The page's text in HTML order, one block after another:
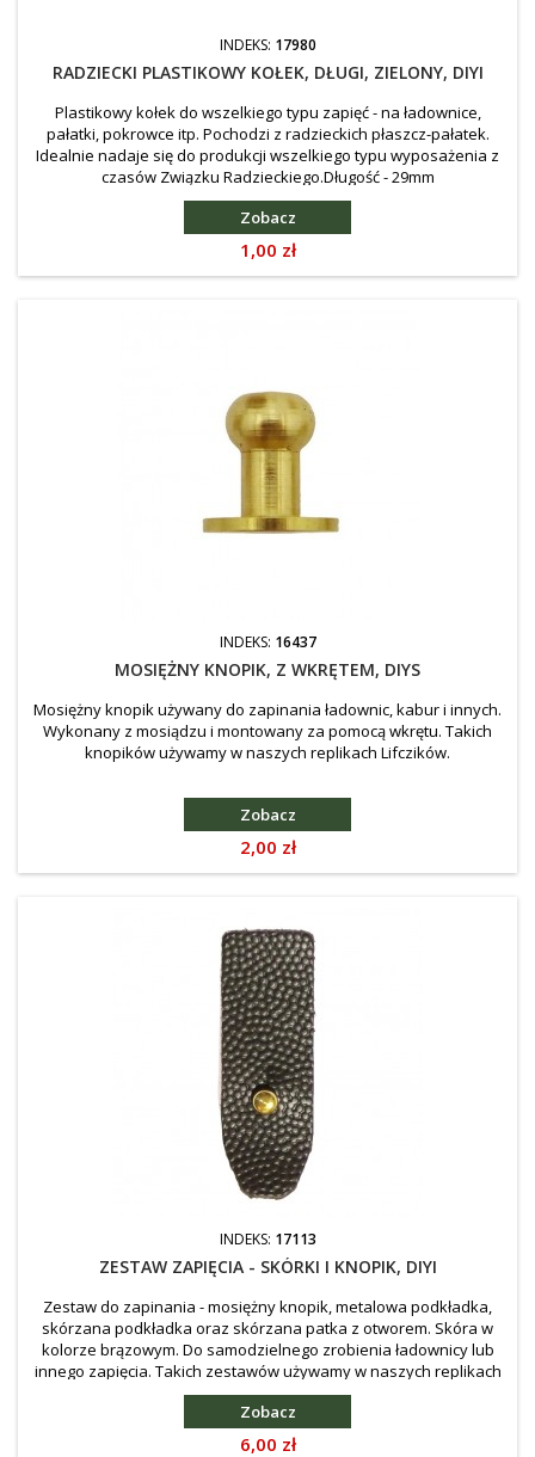
INDEKS: 17980
RADZIECKI PLASTIKOWY KOŁEK, DŁUGI, ZIELONY, DIYI
Plastikowy kołek do wszelkiego typu zapięć - na ładownice,
pałatki, pokrowce itp. Pochodzi z radzieckich płaszcz-pałatek.
Idealnie nadaje się do produkcji wszelkiego typu wyposażenia z
czasów Związku Radzieckiego.Długość - 29mm
Zobacz
Cena
1,00 zł
INDEKS: 16437
MOSIĘŻNY KNOPIK, Z WKRĘTEM, DIYS
Mosiężny knopik używany do zapinania ładownic, kabur i innych.
Wykonany z mosiądzu i montowany za pomocą wkrętu. Takich
knopików używamy w naszych replikach Lifczików.
Zobacz
Cena
2,00 zł
INDEKS: 17113
ZESTAW ZAPIĘCIA - SKÓRKI I KNOPIK, DIYI
Zestaw do zapinania - mosiężny knopik, metalowa podkładka,
skórzana podkładka oraz skórzana patka z otworem. Skóra w
kolorze brązowym. Do samodzielnego zrobienia ładownicy lub
innego zapięcia. Takich zestawów używamy w naszych replikach
Lifczików.
Zobacz
Cena
6,00 zł